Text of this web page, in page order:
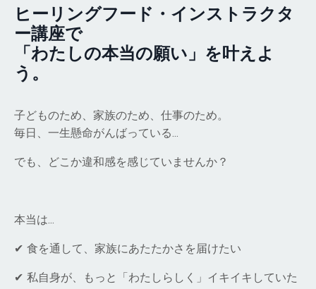
ヒーリングフード・インストラクタ
ー講座で
「わたしの本当の願い」を叶えよ
う。
子どものため、家族のため、仕事のため。
毎日、一生懸命がんばっている…
でも、どこか違和感を感じていませんか？
本当は…
✔ 食を通して、家族にあたたかさを届けたい
✔ 私自身が、もっと「わたしらしく」イキイキしていた